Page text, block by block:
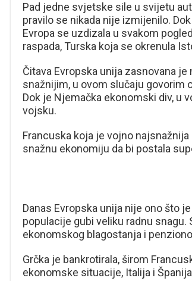
Pad jedne svjetske sile u svijetu
pravilo se nikada nije izmijenilo.
Evropa se uzdizala u svakom
raspada, Turska koja se okrenula
Čitava Evropska unija zasnovana
snažnijim, u ovom slučaju govorim
Dok je Njemačka ekonomski div, u
vojsku.
Francuska koja je vojno
snažnu ekonomiju da bi postala
Danas Evropska unija nije ono što
populacije gubi veliku radnu
ekonomskog blagostanja i
Grčka je bankrotirala, širom
ekonomske situacije, Italija i